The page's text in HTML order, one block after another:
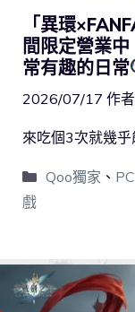
「異環
間限定營業
常有趣的日常
2026/07/17 作
來吃個3次就幾乎
Qoo獨家 、
戲